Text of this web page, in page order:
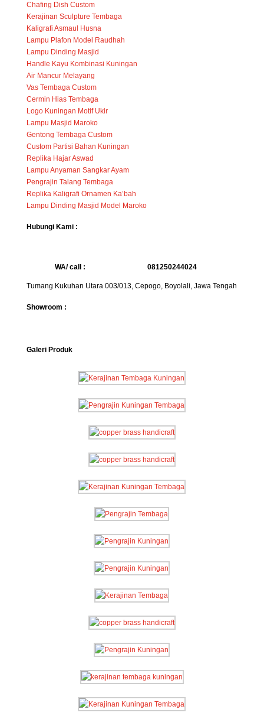
Chafing Dish Custom
Kerajinan Sculpture Tembaga
Kaligrafi Asmaul Husna
Lampu Plafon Model Raudhah
Lampu Dinding Masjid
Handle Kayu Kombinasi Kuningan
Air Mancur Melayang
Vas Tembaga Custom
Cermin Hias Tembaga
Logo Kuningan Motif Ukir
Lampu Masjid Maroko
Gentong Tembaga Custom
Custom Partisi Bahan Kuningan
Replika Hajar Aswad
Lampu Anyaman Sangkar Ayam
Pengrajin Talang Tembaga
Replika Kaligrafi Ornamen Ka’bah
Lampu Dinding Masjid Model Maroko
Hubungi Kami :
WA/ call : 081250244024
Tumang Kukuhan Utara 003/013, Cepogo, Boyolali, Jawa Tengah
Showroom :
Galeri Produk